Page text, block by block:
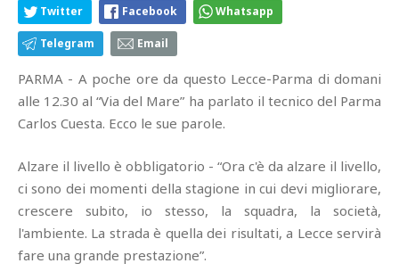
Twitter Facebook Whatsapp
Telegram Email
PARMA - A poche ore da questo Lecce-Parma di domani
alle 12.30 al “Via del Mare” ha parlato il tecnico del Parma
Carlos Cuesta. Ecco le sue parole.
Alzare il livello è obbligatorio - “Ora c'è da alzare il livello,
ci sono dei momenti della stagione in cui devi migliorare,
crescere subito, io stesso, la squadra, la società,
l'ambiente. La strada è quella dei risultati, a Lecce servirà
fare una grande prestazione”.